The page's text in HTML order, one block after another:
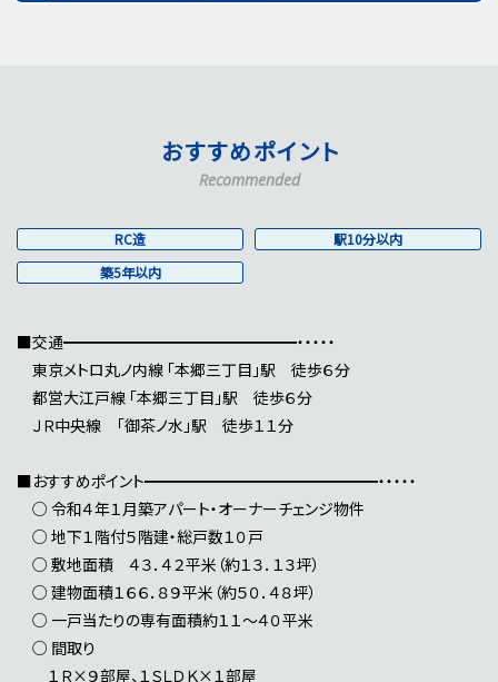
おすすめポイント
Recommended
RC造
駅10分以内
築5年以内
■交通━━━━━━━━━━━━━━━・・・・・
東京メトロ丸ノ内線 「本郷三丁目」駅 徒歩６分
都営大江戸線 「本郷三丁目」駅 徒歩６分
ＪＲ中央線 「御茶ノ水」駅 徒歩１１分
■おすすめポイント━━━━━━━━━━━━━━━・・・・・
○ 令和４年１月築アパート・オーナーチェンジ物件
○ 地下１階付５階建・総戸数１０戸
○ 敷地面積 ４３．４２平米（約１３．１３坪）
○ 建物面積１６６．８９平米（約５０．４８坪）
○ 一戸当たりの専有面積約１１～４０平米
○ 間取り
１Ｒ×９部屋、１ＳＬＤＫ×１部屋